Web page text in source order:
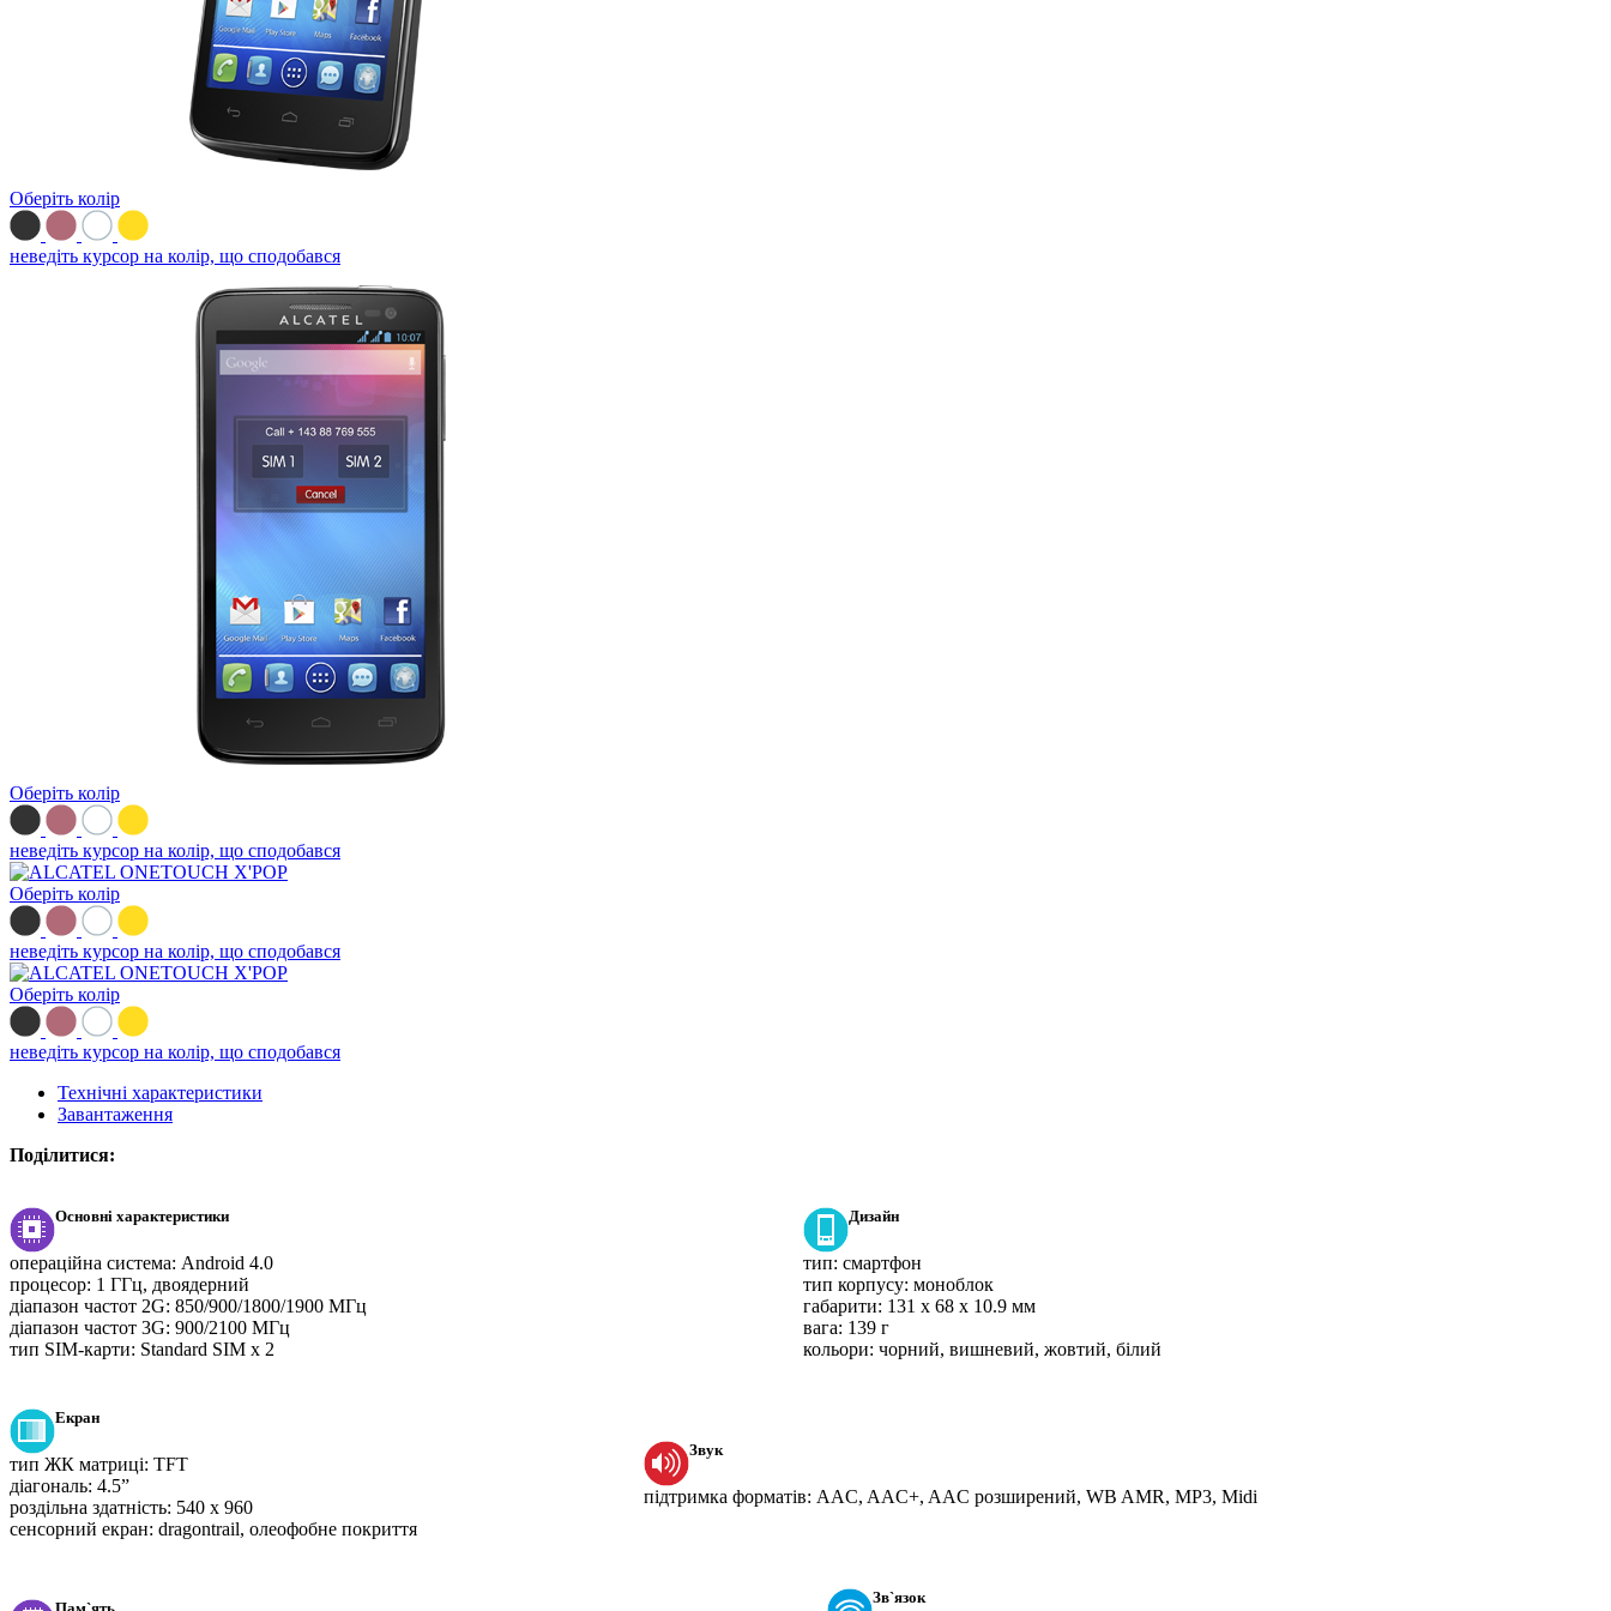
Оберіть колір
неведіть курсор на колір, що сподобався
Оберіть колір
неведіть курсор на колір, що сподобався
Оберіть колір
неведіть курсор на колір, що сподобався
Оберіть колір
неведіть курсор на колір, що сподобався
Технічні характеристики
Завантаження
Поділитися:
Основні характеристики
операційна система: Android 4.0
процесор: 1 ГГц, двоядерний
діапазон частот 2G: 850/900/1800/1900 МГц
діапазон частот 3G: 900/2100 МГц
тип SIM-карти: Standard SIM x 2
Дизайн
тип: смартфон
тип корпусу: моноблок
габарити: 131 x 68 x 10.9 мм
вага: 139 г
кольори: чорний, вишневий, жовтий, білий
Екран
тип ЖК матриці: TFT
діагональ: 4.5”
роздільна здатність: 540 x 960
сенсорний екран: dragontrail, олеофобне покриття
Звук
підтримка форматів: AAC, AAC+, AAC розширений, WB AMR, MP3, Midi
Зв`язок